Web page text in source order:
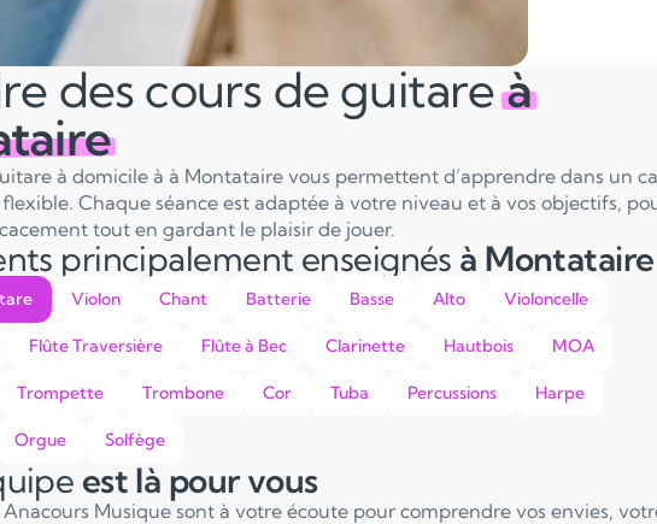
des cours de guitareà
à domicile à à Montataire vous permettent d’apprendre dans un
Chaque séance est adaptée à votre niveau et à vos objectifs,
tout en gardant le plaisir de jouer.
principalement enseignés à Montataire
Violon Chant Batterie Basse Alto Violoncelle
Flûte Traversière Flûte à Bec Clarinette Hautbois MOA
Trompette Trombone Cor Tuba Percussions Harpe
Orgue Solfège
est là pour vous
Anacours Musique sont à votre écoute pour comprendre vos envies,